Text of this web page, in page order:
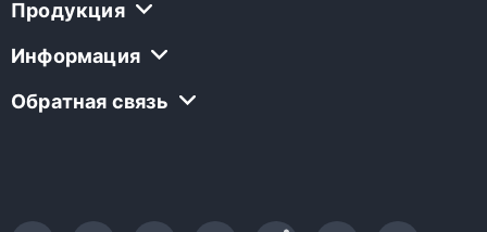
Продукция
Информация
Обратная связь